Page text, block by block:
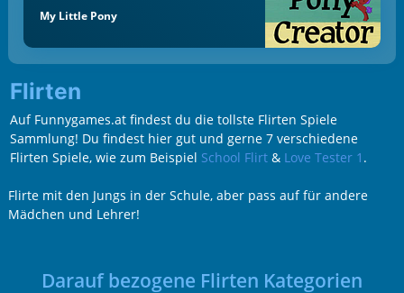
My Little Pony
Flirten
Auf Funnygames.at findest du die tollste Flirten Spiele
Sammlung! Du findest hier gut und gerne 7 verschiedene
Flirten Spiele, wie zum Beispiel School Flirt& Love Tester 1 .
Flirte mit den Jungs in der Schule, aber pass auf für andere
Mädchen und Lehrer!
Darauf bezogene Flirten Kategorien